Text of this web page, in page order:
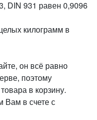
DIN 931 равен 0,9096
килограмм в
он всё равно
поэтому
в корзину.
Вам в счете с